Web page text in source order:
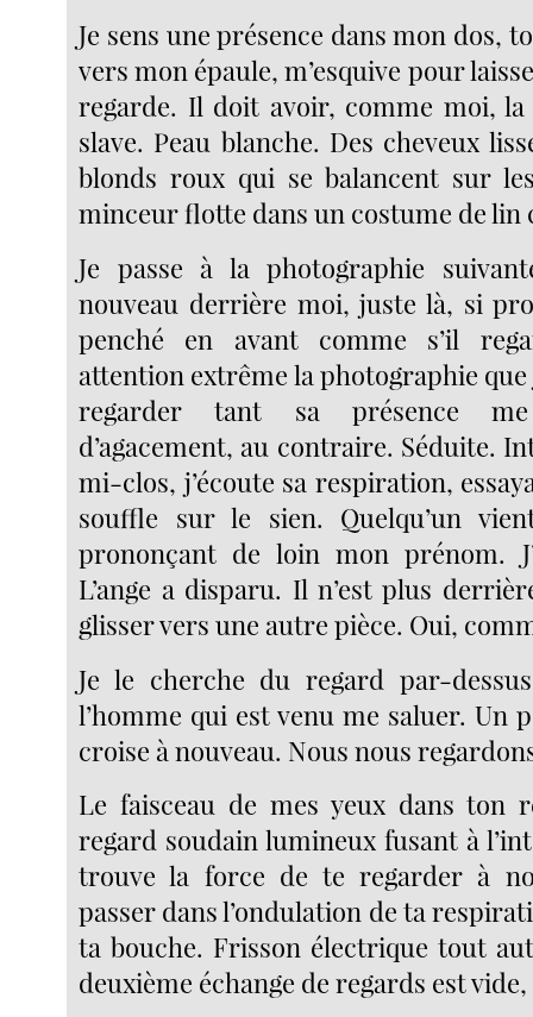
Je sens une présence dans mon dos,
vers mon épaule, m’esquive pour
regarde. Il doit avoir, comme moi,
slave. Peau blanche. Des cheveux
blonds roux qui se balancent sur
minceur flotte dans un costume de lin
Je passe à la photographie
nouveau derrière moi, juste là, si
penché en avant comme s’il
attention extrême la photographie que
regarder tant sa présence
d’agacement, au contraire. Séduite.
mi-clos, j’écoute sa respiration,
souffle sur le sien. Quelqu’un
prononçant de loin mon prénom.
L’ange a disparu. Il n’est plus
glisser vers une autre pièce. Oui,
Je le cherche du regard par-
l’homme qui est venu me saluer. Un
croise à nouveau. Nous nous
Le faisceau de mes yeux dans ton
regard soudain lumineux fusant à
trouve la force de te regarder à
passer dans l’ondulation de ta
ta bouche. Frisson électrique tout
deuxième échange de regards est